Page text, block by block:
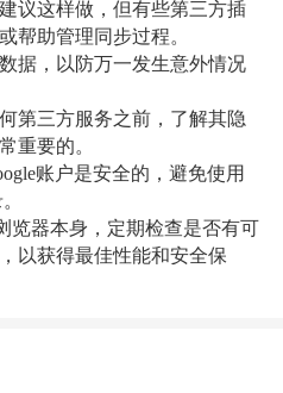
议这样做，但有些第三方插
帮助管理同步过程。
据，以防万一发生意外情况
第三方服务之前，了解其隐
重要的。
账户是安全的，避免使用
览器本身，定期检查是否有可
以获得最佳性能和安全保